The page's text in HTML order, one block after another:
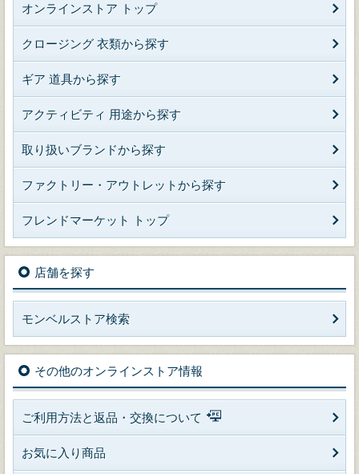
オンラインストア トップ
クロージング 衣類から探す
ギア 道具から探す
アクティビティ 用途から探す
取り扱いブランドから探す
ファクトリー・アウトレットから探す
フレンドマーケット トップ
店舗を探す
モンベルストア検索
その他のオンラインストア情報
ご利用方法と返品・交換について
お気に入り商品